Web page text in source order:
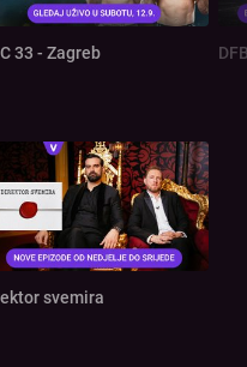
33 - Zagreb
svemira